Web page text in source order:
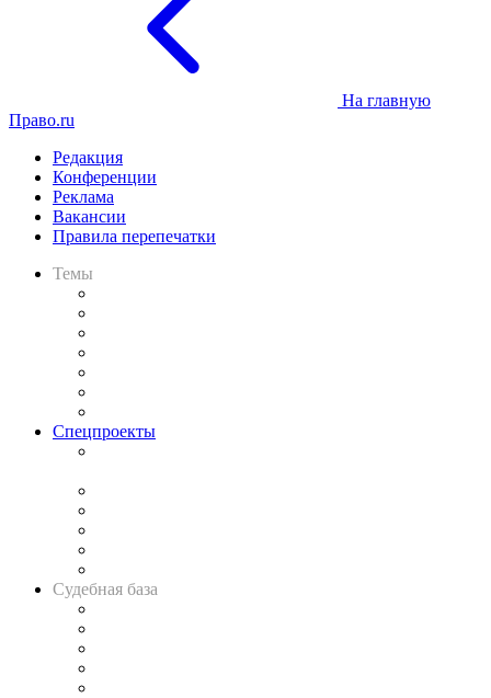
На главную
Право.ru
Редакция
Конференции
Реклама
Вакансии
Правила перепечатки
Темы
Спецпроекты
Судебная база